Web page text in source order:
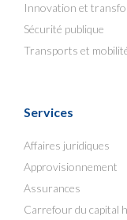
Innovation et
Sécurité publique
Transports et
Services
Affaires juridiques
Approvisionnement
Assurances
Carrefour du capital